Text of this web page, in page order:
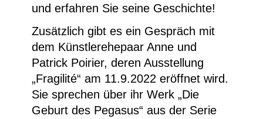
und erfahren Sie seine Geschichte!
Zusätzlich gibt es ein Gespräch mit
dem Künstlerehepaar Anne und
Patrick Poirier, deren Ausstellung
„Fragilité“ am 11.9.2022 eröffnet wird.
Sie sprechen über ihr Werk „Die
Geburt des Pegasus“ aus der Serie